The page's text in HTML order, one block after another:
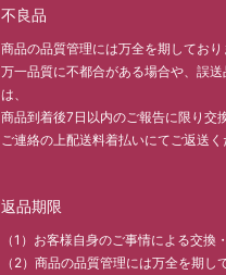
不良品
商品の品質管理には万全を期しており
万一品質に不都合がある場合や、誤
は、
商品到着後7日以内のご報告に限り交
ご連絡の上配送料着払いにてご返送
返品期限
（1）お客様自身のご事情による交換
（2）商品の品質管理には万全を期し